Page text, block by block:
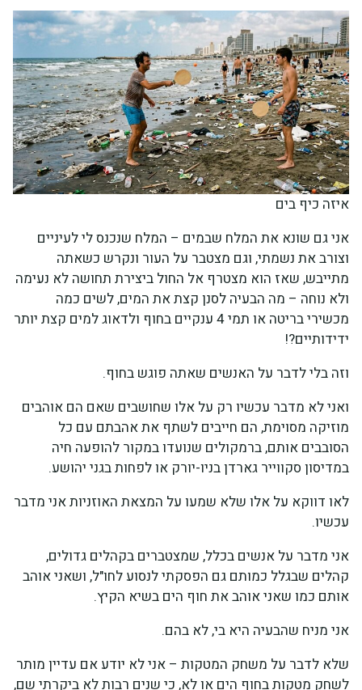
איזה כיף בים
אני גם שונא את המלח שבמים – המלח שנכנס לי לעיניים
וצורב את נשמתי, וגם מצטבר על העור ונקרש כשאתה
מתייבש, שאז הוא מצטרף אל החול ביצירת תחושה לא נעימה
ולא נוחה – מה הבעיה לסנן קצת את המים, לשים כמה
מכשירי בריטה או תמי 4 ענקיים בחוף ולדאוג למים קצת יותר
ידידותיים?!
וזה בלי לדבר על האנשים שאתה פוגש בחוף.
ואני לא מדבר עכשיו רק על אלו שחושבים שאם הם אוהבים
מוזיקה מסוימת, הם חייבים לשתף את אהבתם עם כל
הסובבים אותם, ברמקולים שנועדו במקור להופעה חיה
במדיסון סקווייר גארדן בניו-יורק או לפחות בגני יהושע.
לאו דווקא על אלו שלא שמעו על המצאת האוזניות אני מדבר
עכשיו.
אני מדבר על אנשים בכלל, שמצטברים בקהלים גדולים,
קהלים שבגלל כמותם גם הפסקתי לנסוע לחו"ל, ושאני אוהב
אותם כמו שאני אוהב את חוף הים בשיא הקיץ.
אני מניח שהבעיה היא בי, לא בהם.
שלא לדבר על משחק המטקות – אני לא יודע אם עדיין מותר
לשחק מטקות בחוף הים או לא, כי שנים רבות לא ביקרתי שם,